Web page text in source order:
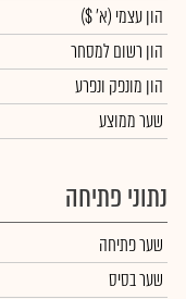
הון עצמי (א' $)
הון רשום למסחר
הון מונפק ונפרע
שער ממוצע
נתוני פתיחה
שער פתיחה
שער בסיס